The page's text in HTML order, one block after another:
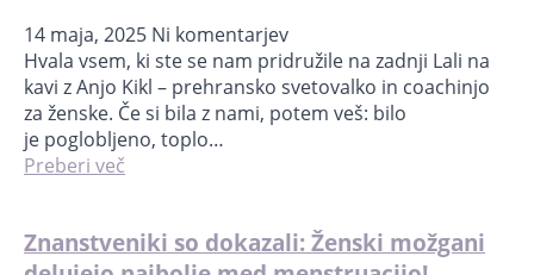
14 maja, 2025 Ni komentarjev
Hvala vsem, ki ste se nam pridružile na zadnji Lali na
kavi z Anjo Kikl – prehransko svetovalko in coachinjo
za ženske. Če si bila z nami, potem veš: bilo
je poglobljeno, toplo…
Preberi več
Znanstveniki so dokazali: Ženski možgani